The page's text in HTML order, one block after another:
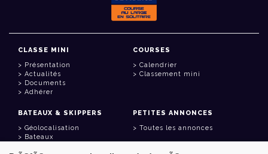
CLASSE MINI
Présentation
Actualités
Documents
Adhérer
COURSES
Calendrier
Classement mini
BATEAUX & SKIPPERS
Géolocalisation
Bateaux
PETITES ANNONCES
Toutes les annonces